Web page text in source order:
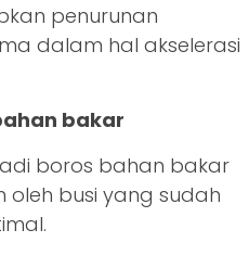
penurunan
dalam hal akselerasi
bakar
boros bahan bakar
busi yang sudah